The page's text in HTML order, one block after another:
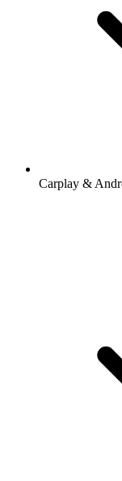
Carplay &